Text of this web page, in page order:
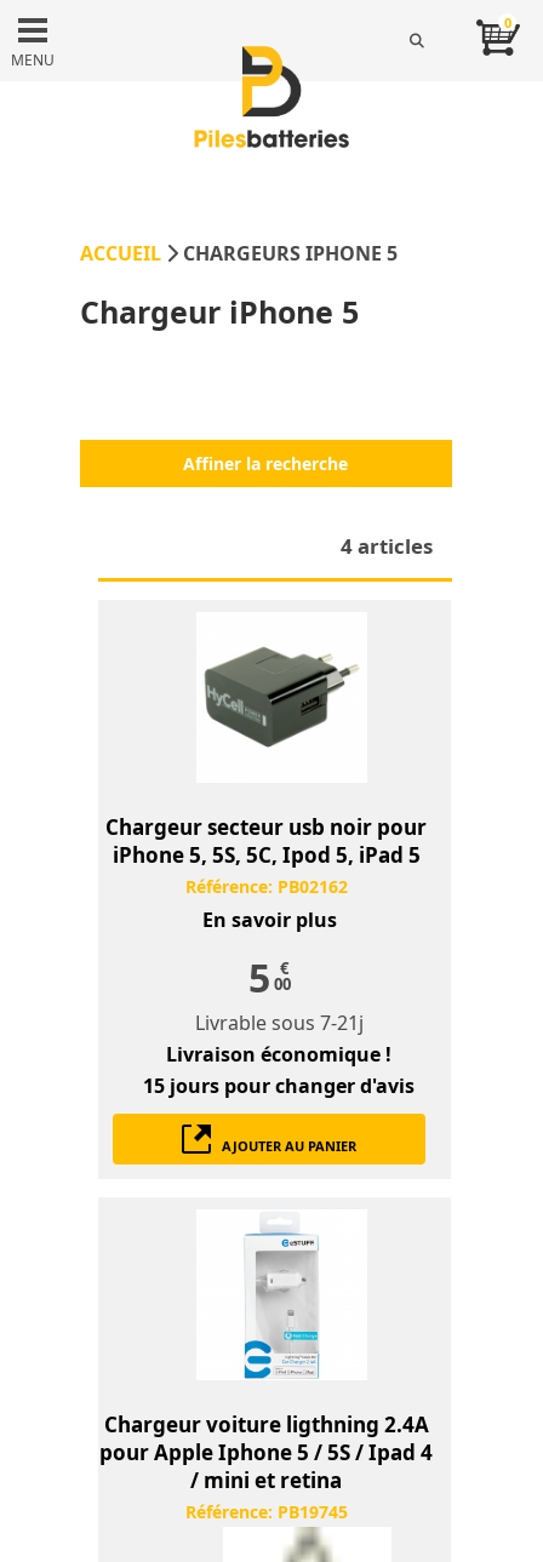
MENU
0
ACCUEIL CHARGEURS IPHONE 5
Chargeur iPhone 5
Affiner la recherche
4 articles
Chargeur secteur usb noir pour
iPhone 5, 5S, 5C, Ipod 5, iPad 5
Référence: PB02162
En savoir plus
5 €
00
Livrable sous 7-21j
Livraison économique !
15 jours pour changer d'avis
AJOUTER AU PANIER
Chargeur voiture ligthning 2.4A
pour Apple Iphone 5 / 5S / Ipad 4
/ mini et retina
Référence: PB19745